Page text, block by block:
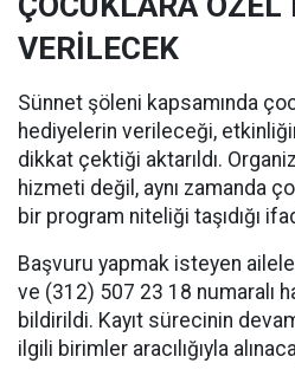
VERİLECEK
Sünnet şöleni kapsamında
hediyelerin verileceği,
dikkat çektiği aktarıldı.
hizmeti değil, aynı zamanda
bir program niteliği taşıdığı
Başvuru yapmak isteyen
ve (312) 507 23 18 numaralı
bildirildi. Kayıt sürecinin
ilgili birimler aracılığıyla